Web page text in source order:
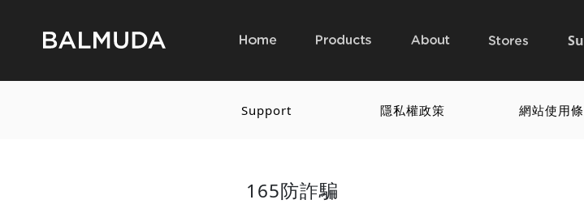
Support 隱私權政策 網站使用
165防詐騙